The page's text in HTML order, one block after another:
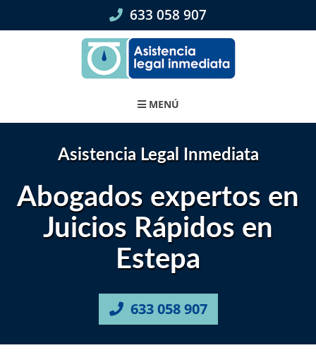
633 058 907
MENÚ
Asistencia Legal Inmediata
Abogados expertos en
Juicios Rápidos en
Estepa
633 058 907